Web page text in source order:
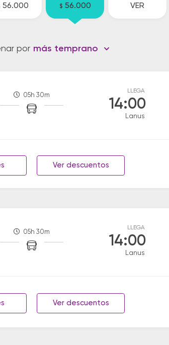
56.000 $ 56.000 VER
por más temprano
05h 30m
LLEGA
14:00
Lanus
Ver descuentos
05h 30m
LLEGA
14:00
Lanus
Ver descuentos